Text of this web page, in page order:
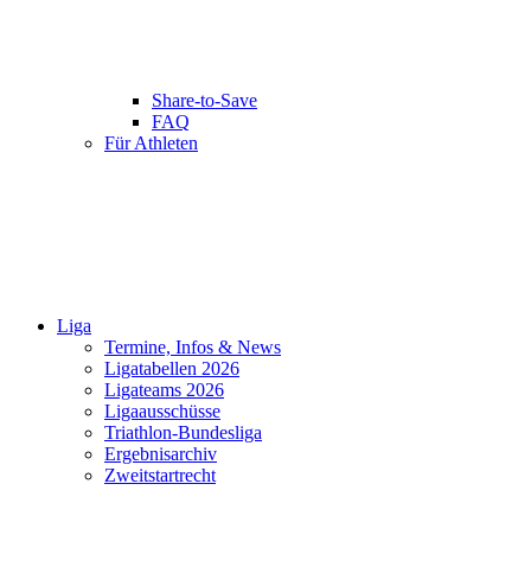
Share-to-Save
FAQ
Für Athleten
Liga
Termine, Infos & News
Ligatabellen 2026
Ligateams 2026
Ligaausschüsse
Triathlon-Bundesliga
Ergebnisarchiv
Zweitstartrecht